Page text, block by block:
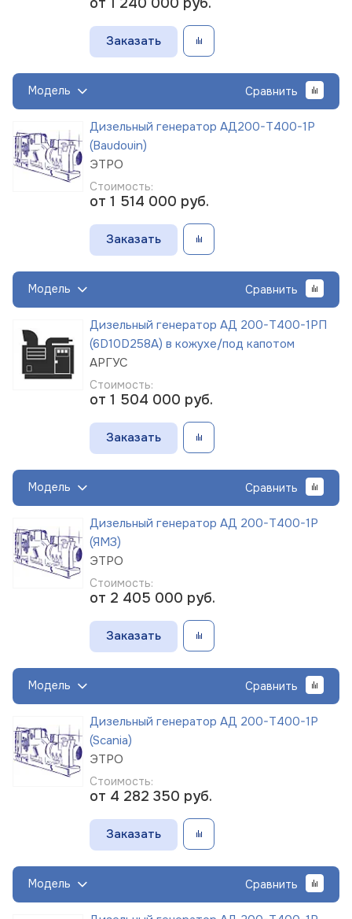
Заказать
Модель Сравнить
Дизельный генератор АД200-Т400-1Р
(Baudouin)
ЭТРО
Стоимость:
от 1 514 000 руб.
Заказать
Модель Сравнить
Дизельный генератор АД 200-Т400-1РП
(6D10D258A) в кожухе/под капотом
АРГУС
Стоимость:
от 1 504 000 руб.
Заказать
Модель Сравнить
Дизельный генератор АД 200-Т400-1Р
(ЯМЗ)
ЭТРО
Стоимость:
от 2 405 000 руб.
Заказать
Модель Сравнить
Дизельный генератор АД 200-Т400-1Р
(Scania)
ЭТРО
Стоимость:
от 4 282 350 руб.
Заказать
Модель Сравнить